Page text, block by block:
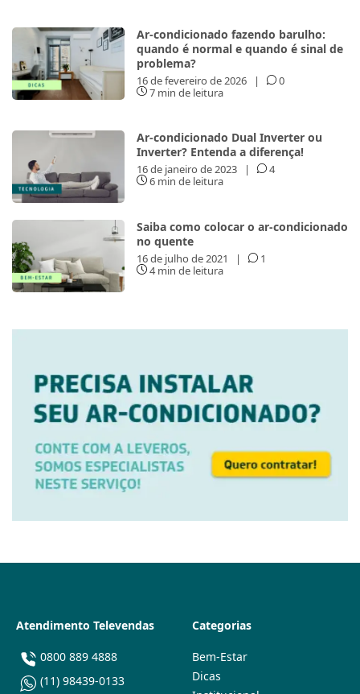
Ar-condicionado fazendo barulho:
quando é normal e quando é sinal de
problema?
16 de fevereiro de 2026 |
0
7 min de leitura
Ar-condicionado Dual Inverter ou
Inverter? Entenda a diferença!
16 de janeiro de 2023 |
4
6 min de leitura
Saiba como colocar o ar-condicionado
no quente
16 de julho de 2021 |
1
4 min de leitura
Atendimento Televendas
0800 889 4888
(11) 98439-0133
Categorias
Bem-Estar
Dicas